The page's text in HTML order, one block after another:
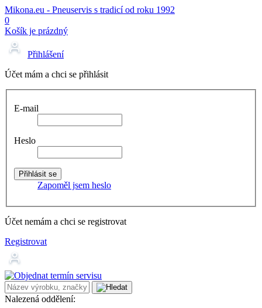
Mikona.eu - Pneuservis s tradicí od roku 1992
0
Košík je prázdný
Přihlášení
Účet mám a chci se přihlásit
E-mail
Heslo
Zapoměl jsem heslo
Účet nemám a chci se registrovat
Registrovat
Nalezená oddělení: